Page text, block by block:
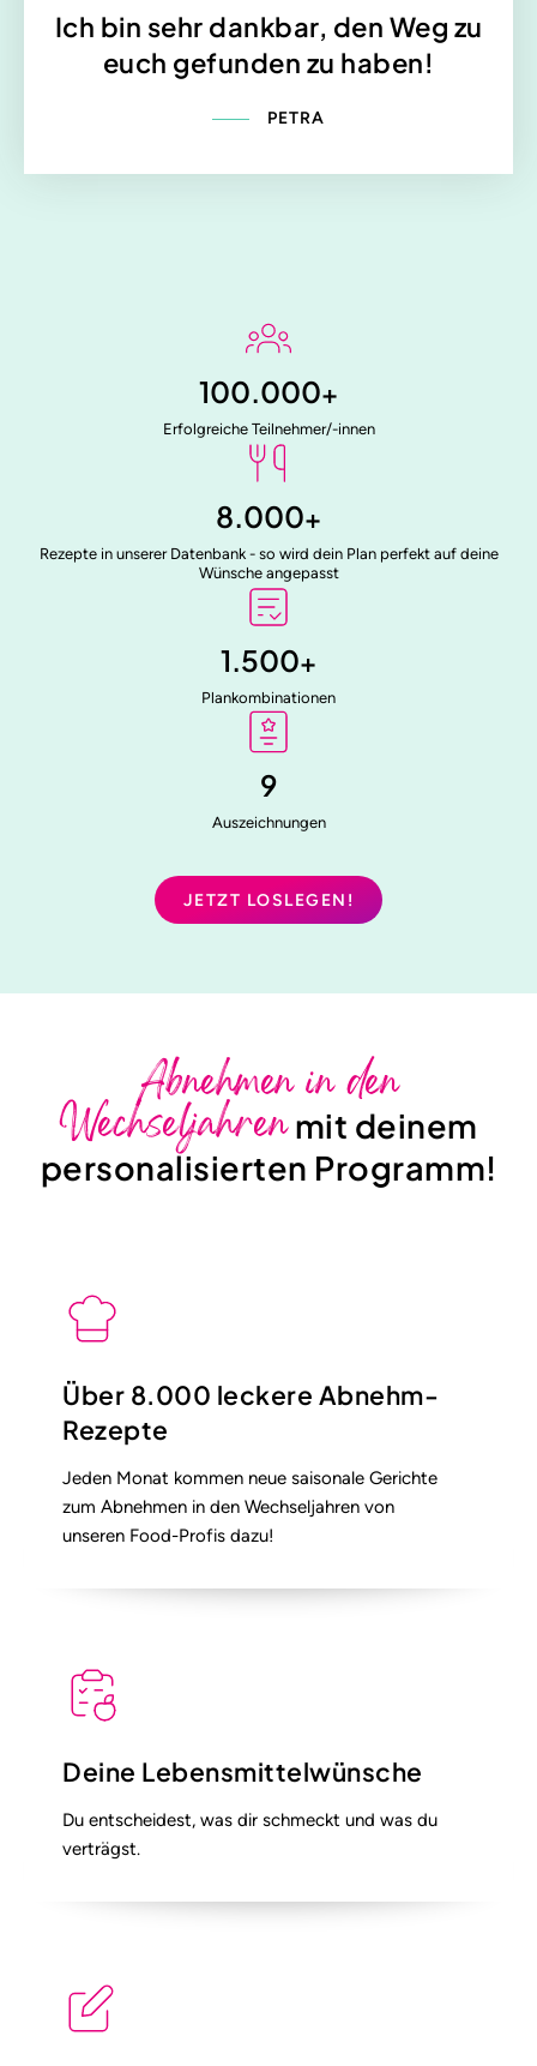
Ich bin sehr dankbar, den Weg zu
euch gefunden zu haben!
PETRA
100.000+
Erfolgreiche Teilnehmer/-innen
8.000+
Rezepte in unserer Datenbank - so wird dein Plan perfekt auf deine
Wünsche angepasst
1.500+
Plankombinationen
9
Auszeichnungen
JETZT LOSLEGEN!
Abnehmen in den
Wechseljahrenmit deinem
personalisierten Programm!
Über 8.000 leckere Abnehm-
Rezepte
Jeden Monat kommen neue saisonale Gerichte
zum Abnehmen in den Wechseljahren von
unseren Food-Profis dazu!
Deine Lebensmittelwünsche
Du entscheidest, was dir schmeckt und was du
verträgst.